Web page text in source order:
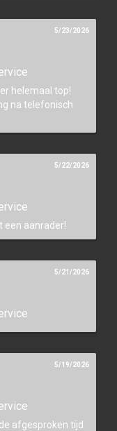
helemaal top!
na telefonisch
5/23/2026
een aanrader!
5/22/2026
5/21/2026
afgesproken tijd
5/19/2026